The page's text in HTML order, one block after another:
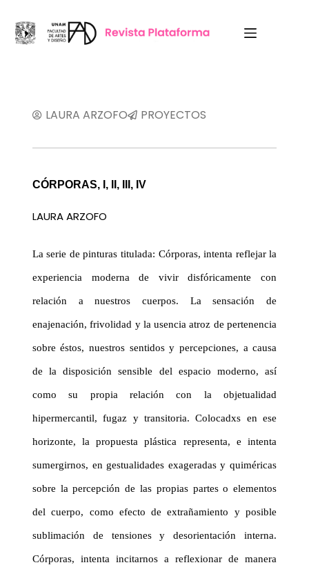
LAURA ARZOFO PROYECTOS
CÓRPORAS, I, , , IV
LAURA ARZOFO
La serie de pinturas titulada: Córporas, intenta reflejar la
experiencia moderna de vivir disfóricamente con
relación a nuestros cuerpos. La sensación de
enajenación, frivolidad y la usencia atroz de pertenencia
sobre éstos, nuestros sentidos y percepciones, a causa
de la disposición sensible del espacio moderno, así
como su propia relación con la objetualidad
hipermercantil, fugaz y transitoria. Colocadxs en ese
horizonte, la propuesta plástica representa, e intenta
sumergirnos, en gestualidades exageradas y quiméricas
sobre la percepción de las propias partes o elementos
del cuerpo, como efecto de extrañamiento y posible
sublimación de tensiones y desorientación interna.
Córporas, intenta incitarnos a reflexionar de manera